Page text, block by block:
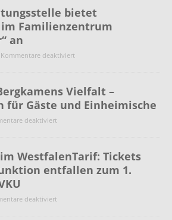
bietet
Familienzentrum
an
Kommentare deaktiviert
Vielfalt –
für Gäste und Einheimische
deaktiviert
WestfalenTarif: Tickets
entfallen zum 1.
deaktiviert